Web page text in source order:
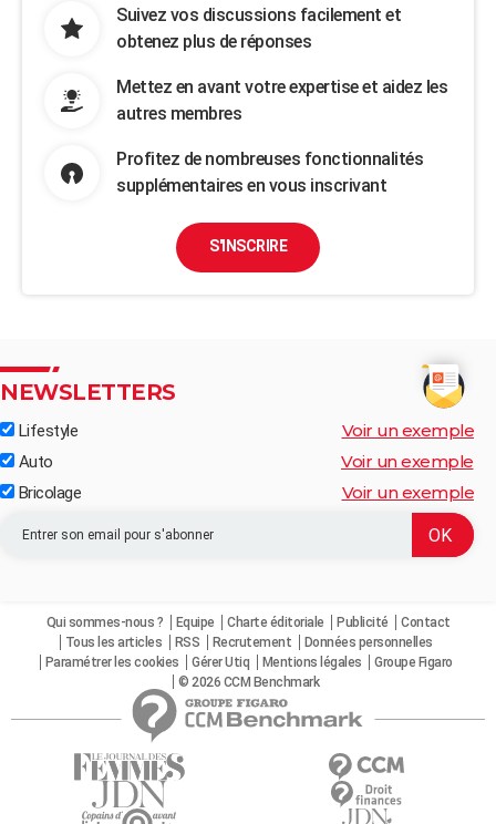
Suivez vos discussions facilement et
obtenez plus de réponses
Mettez en avant votre expertise et aidez les
autres membres
Profitez de nombreuses fonctionnalités
supplémentaires en vous inscrivant
S'INSCRIRE
NEWSLETTERS
Lifestyle Voir un exemple
Auto Voir un exemple
Bricolage Voir un exemple
Qui sommes-nous ? Equipe Charte éditoriale Publicité
Contact
Tous les articles
RSS Recrutement
Données personnelles
Paramétrer les cookies
Gérer Utiq Mentions légales
Groupe Figaro
© 2026 CCM Benchmark